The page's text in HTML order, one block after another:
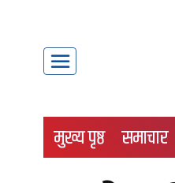
मुख्य पृष्ठ समाचार